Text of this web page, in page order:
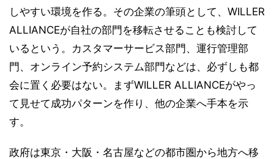
しやすい環境を作る。その企業の筆頭として、WILLER
ALLIANCEが自社の部門を移転させることも検討して
いるという。カスタマーサービス部門、運行管理部
門、オンライン予約システム部門などは、必ずしも都
会に置く必要はない。まずWILLER ALLIANCEがやっ
て見せて成功パターンを作り、他の企業へ手本を示
す。
政府は東京・大阪・名古屋などの都市圏から地方へ移